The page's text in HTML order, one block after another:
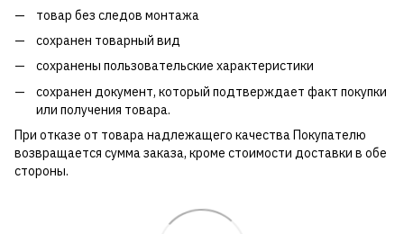
товар без следов монтажа
сохранен товарный вид
сохранены пользовательские характеристики
сохранен документ, который подтверждает факт покупки
или получения товара.
При отказе от товара надлежащего качества Покупателю
возвращается сумма заказа, кроме стоимости доставки в обе
стороны.